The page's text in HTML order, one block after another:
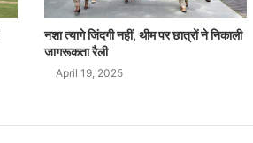
नशा त्यागे जिंदगी नहीं, थीम पर छात्रों ने निकाली
जागरूकता रैली
April 19, 2025